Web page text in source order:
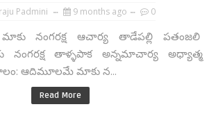
Padmini 9 months ago 0
నంగరక్ష ఆచార్య తాడేపల్లి పతంజలి
తాళ్ళపాక అన్నమాచార్య అధ్యాత్మ
ఆదిమూలమే మాకు న...
Read More